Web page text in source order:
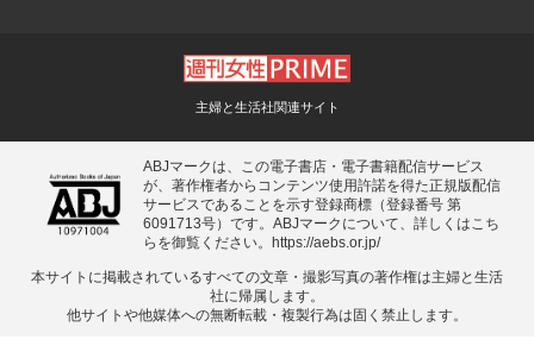
主婦と生活社関連サイト
ABJマークは、この電子書店・電子書籍配信サービス
が、著作権者からコンテンツ使用許諾を得た正規版配信
サービスであることを示す登録商標（登録番号 第
6091713号）です。ABJマークについて、詳しくはこち
らを御覧ください。
https://aebs.or.jp/
本サイトに掲載されているすべての⽂章・撮影写真の著作権は主婦と⽣活
社に帰属します。
他サイトや他媒体への無断転載・複製⾏為は固く禁⽌します。